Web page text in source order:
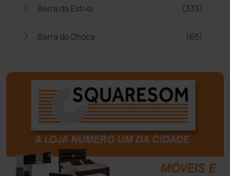
Barra da Estiva (333)
Barra do Choça (65)
Bom Jesus da Lapa (505)
Boquira (152)
Botuporã